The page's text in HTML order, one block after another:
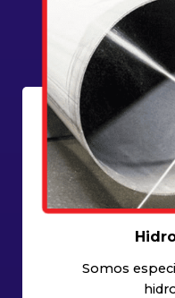
Somos